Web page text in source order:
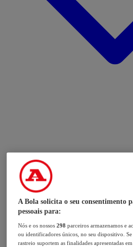
A Bola solicita o seu consentimento
pessoais para:
Nós e os nossos298 parceiros armazenamos e
ou identificadores únicos, no seu dispositivo.
rastreio suportem as finalidades apresentadas